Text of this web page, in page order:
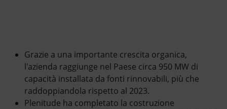
Grazie a una importante crescita organica,
l'azienda raggiunge nel Paese circa 950 MW di
capacità installata da fonti rinnovabili, più che
raddoppiandola rispetto al 2023.
Plenitude ha completato la costruzione